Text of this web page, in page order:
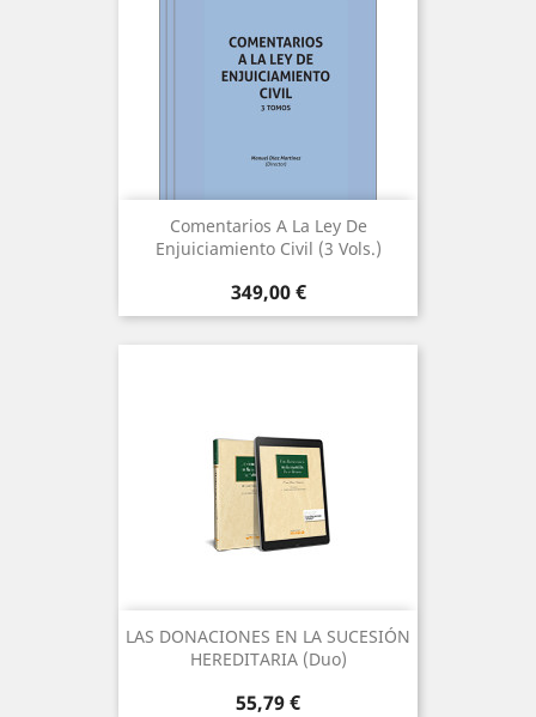
Comentarios A La Ley De
Enjuiciamiento Civil (3 Vols.)
Precio
349,00 €
LAS DONACIONES EN LA SUCESIÓN
HEREDITARIA (Duo)
Precio
55,79 €